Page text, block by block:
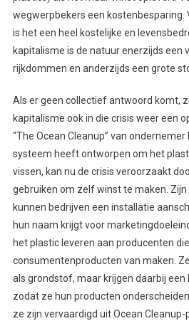
wegwerpbekers een kostenbesparing.
is het een heel kostelijke en
kapitalisme is de natuur enerzijds een
rijkdommen en anderzijds een grote
Als er geen collectief antwoord komt,
kapitalisme ook in die crisis weer een
“The Ocean Cleanup” van
systeem heeft ontworpen om het
vissen, kan nu de crisis veroorzaakt
gebruiken om zelf winst te maken. Zijn
kunnen bedrijven een installatie
hun naam krijgt voor
het plastic leveren aan producenten
consumentenproducten van maken.
als grondstof, maar krijgen daarbij een
zodat ze hun producten
ze zijn vervaardigd uit Ocean Cleanup-